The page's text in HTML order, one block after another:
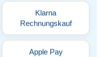
Klarna
Rechnungskauf
Apple Pay